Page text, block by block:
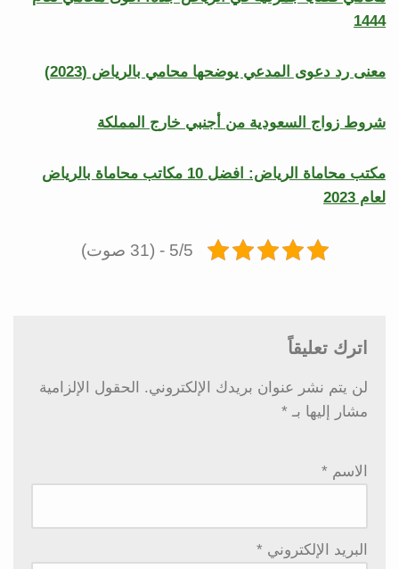
1444
معنى رد دعوى المدعي يوضحها محامي بالرياض (2023)
شروط زواج السعودية من أجنبي خارج المملكة
مكتب محاماة الرياض: افضل 10 مكاتب محاماة بالرياض
لعام 2023
5/5 - (31 صوت)
اترك تعليقاً
لن يتم نشر عنوان بريدك الإلكتروني.
الحقول الإلزامية
مشار إليها بـ *
الاسم *
البريد الإلكتروني *